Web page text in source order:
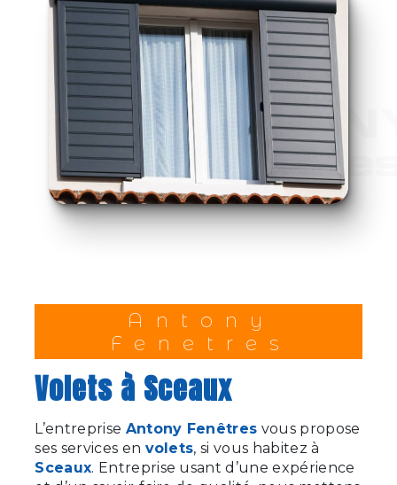
Antony
Fenetres
volets à Sceaux
L’entreprise Antony Fenêtres vous propose
ses services en volets, si vous habitez à
Sceaux. Entreprise usant d’une expérience